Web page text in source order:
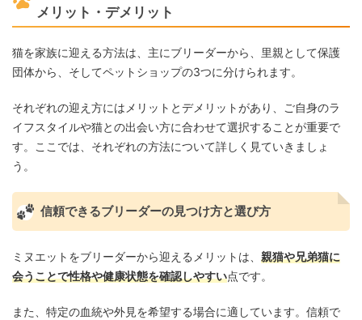
メリット・デメリット
猫を家族に迎える方法は、主にブリーダーから、里親として保護
団体から、そしてペットショップの3つに分けられます。
それぞれの迎え方にはメリットとデメリットがあり、ご自身のラ
イフスタイルや猫との出会い方に合わせて選択することが重要で
す。ここでは、それぞれの方法について詳しく見ていきましょ
う。
信頼できるブリーダーの見つけ方と選び方
ミヌエットをブリーダーから迎えるメリットは、 親猫や兄弟猫に
会うことで性格や健康状態を確認しやすい点です。
また、特定の血統や外見を希望する場合に適しています。信頼で